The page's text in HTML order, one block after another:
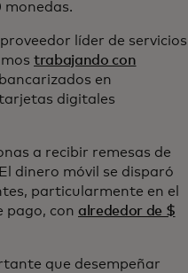
monedas.
líder de servicios
trabajando con
en
digitales
a recibir remesas de
dinero móvil se disparó
particularmente en el
pago, con alrededor de $
que desempeñar